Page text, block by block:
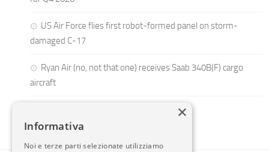
US Air Force flies first robot-formed panel on storm-
damaged C-17
Ryan Air (no, not that one) receives Saab 340B(F) cargo
aircraft
×
Informativa
Noi e terze parti selezionate utilizziamo